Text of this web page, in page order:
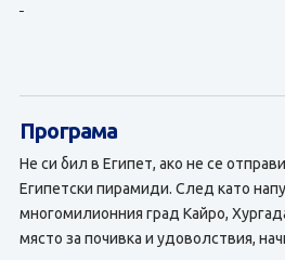
Програма
Не си бил в Египет, ако не се
Египетски пирамиди. След като
многомилионния град Кайро,
място за почивка и удоволствия,